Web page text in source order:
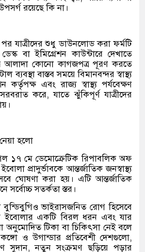
রয়েছে কি না।
যাত্রীদের শুধু ডাউনলোড করা ফর্মটি
ডেস্ক বা ইমিগ্রেশন কাউন্টারে দেখাতে
আলাদা কোনো কাগজপত্র পূরণ করতে
ব্যবস্থা বাস্তব সময়ে বিমানবন্দর স্বাস্থ্য
কর্তৃপক্ষ এবং রাজ্য স্বাস্থ্য পর্যবেক্ষণ
করে, যাতে ঝুঁকিপূর্ণ যাত্রীদের
হলো
গেল ১৭ মে ডেমোক্রেটিক রিপাবলিক অফ
প্রাদুর্ভাবকে আন্তর্জাতিক জনস্বাস্থ্য
ঘোষণা করা হয়। এটি আন্তর্জাতিক
সর্বোচ্চ সতর্কতা স্তর।
বুন্ডিবুগিও ভাইরাসজনিত রোগ হিসেবে
ইবোলার একটি বিরল ধরন এবং যার
টিকা বা চিকিৎসা নেই বলে
ও উগান্ডার প্রতিবেশী দেশগুলো,
সুদান, নতুন সংক্রমণ ছড়িয়ে পড়ার